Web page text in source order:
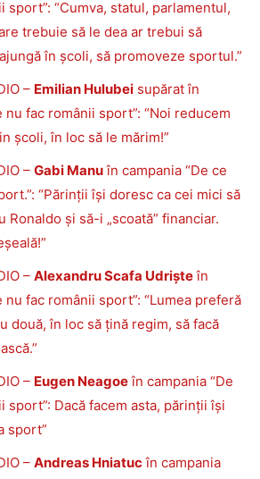
sport”: “Cumva, statul, parlamentul,
trebuie să le dea ar trebui să
în școli, să promoveze sportul.”
– Emilian Hulubei supărat în
nu fac românii sport”: “Noi reducem
școli, în loc să le mărim!”
– Gabi Manuîn campania “De ce
“Părinții își doresc ca cei mici să
Ronaldo și să-i „scoată” financiar.
– Alexandru Scafa Udrișteîn
nu fac românii sport”: “Lumea preferă
două, în loc să țină regim, să facă
– Eugen Neagoeîn campania “De
sport”: Dacă facem asta, părinții își
sport”
– Andreas Hniatucîn campania